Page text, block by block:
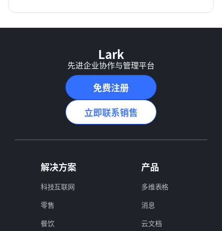
Lark
先进企业协作与管理平台
免费注册
立即联系销售
解决方案
科技互联网
零售
餐饮
产品
多维表格
消息
云文档